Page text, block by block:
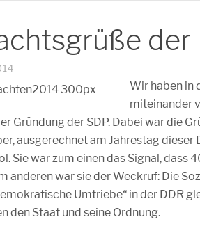
Wir haben in
miteinander
Gründung der SDP. Dabei war die
ausgerechnet am Jahrestag
Sie war zum einen das Signal, dass
anderen war sie der Weckruf: Die
Umtriebe“ in der DDR
den Staat und seine Ordnung.